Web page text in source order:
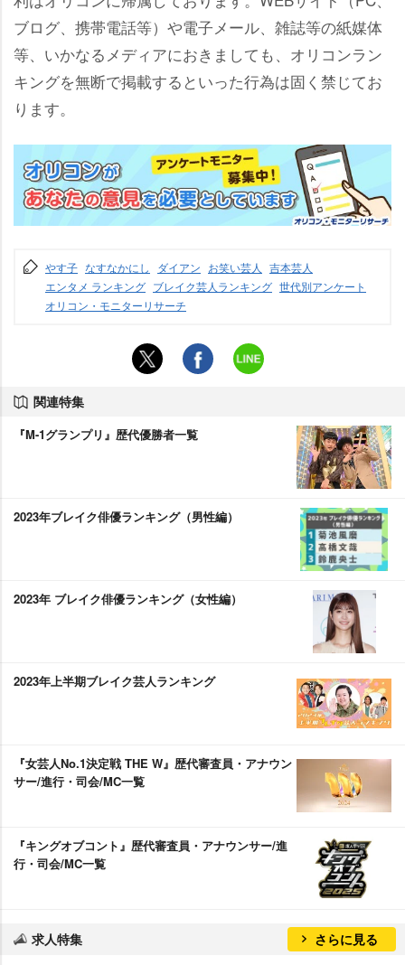
ブログ、携帯電話等）や電子メール、雑誌等の紙媒体
等、いかなるメディアにおきましても、オリコンラン
キングを無断で掲載するといった行為は固く禁じてお
ります。
す子 なすなかにし ダイアン お笑い芸人
吉本芸人
エンタメ ランキング ブレイク芸人ランキング 世代別アンケート
オリコン・モニターリサーチ
関連特集
『M-1グランプリ』歴代優勝者一覧
2023年ブレイク俳優ランキング（男性編）
2023年 ブレイク俳優ランキング（女性編）
2023年上半期ブレイク芸人ランキング
『女芸人No.1決定戦 THE W』歴代審査員・アナウン
サー/進行・司会/MC一覧
『キングオブコント』歴代審査員・アナウンサー/進
行・司会/MC一覧
求人特集 さらに見る